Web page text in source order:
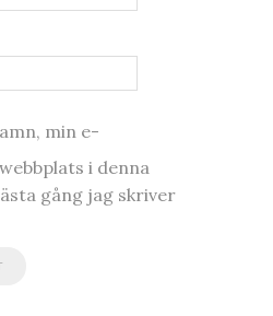
min e-
i denna
gång jag skriver